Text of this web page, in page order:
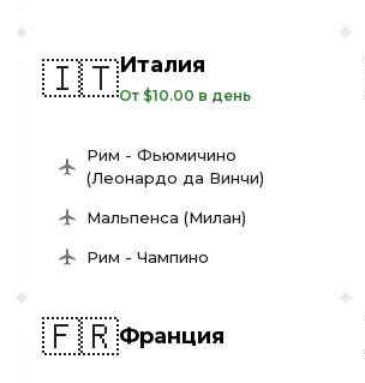
🇮🇹Италия
От $10.00 в день
Рим - Фьюмичино
(Леонардо да Винчи)
Мальпенса (Милан)
Рим - Чампино
🇫🇷Франция